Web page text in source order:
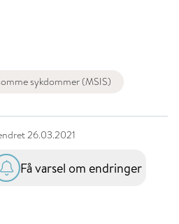
sykdommer (MSIS)
26.03.2021
Få varsel om endringer